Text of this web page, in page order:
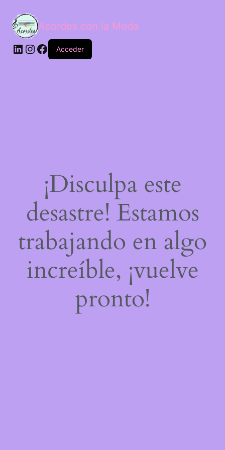
Acordes con la Moda
Acceder
¡Disculpa este
desastre! Estamos
trabajando en algo
increíble, ¡vuelve
pronto!